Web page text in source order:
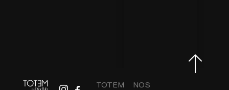
TOTEM NOS